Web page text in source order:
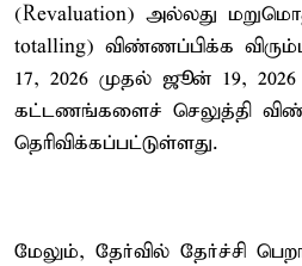
(Revaluation) அல்லது
totalling) விண்ணப்பிக்க
17, 2026 முதல் ஜூன் 19,
கட்டணங்களைச் செலுத்தி
தெரிவிக்கப்பட்டுள்ளது.
மேலும், தேர்வில் தேர்ச்சி